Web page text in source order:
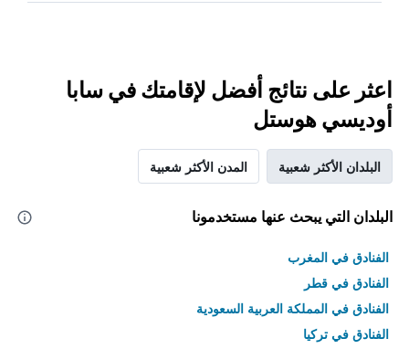
اعثر على نتائج أفضل لإقامتك في سابا
أوديسي هوستل
البلدان الأكثر شعبية المدن الأكثر شعبية
البلدان التي يبحث عنها مستخدمونا
الفنادق في المغرب
الفنادق في قطر
الفنادق في المملكة العربية السعودية
الفنادق في تركيا